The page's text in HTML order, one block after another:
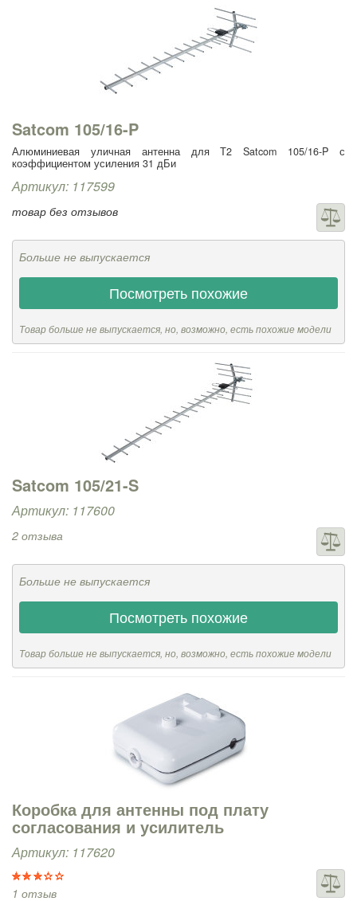
Satcom 105/16-P
Алюминиевая уличная антенна для Т2 Satcom 105/16-P с
коэффициентом усиления 31 дБи
Артикул: 117599
товар без отзывов
Больше не выпускается
Посмотреть похожие
Товар больше не выпускается, но, возможно, есть похожие модели
Satcom 105/21-S
Артикул: 117600
2 отзыва
Больше не выпускается
Посмотреть похожие
Товар больше не выпускается, но, возможно, есть похожие модели
Коробка для антенны под плату
согласования и усилитель
Артикул: 117620
1 отзыв